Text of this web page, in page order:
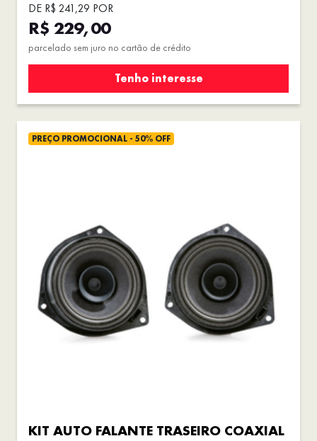
DE R$ 241,29 POR
R$ 229,00
parcelado sem juro no cartão de crédito
Tenho interesse
PREÇO PROMOCIONAL - 50% OFF
KIT AUTO FALANTE TRASEIRO COAXIAL